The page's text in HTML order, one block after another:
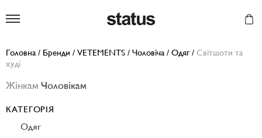
Головна / Бренди / VETEMENTS / Чоловіча / Одяг/ Світшоти та
худі
Жінкам Чоловікам
КАТЕГОРІЯ
Одяг